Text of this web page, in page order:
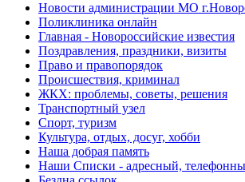
Новости администрации МО
Поликлиника онлайн
Главная - Новороссийские известия
Поздравления, праздники, визиты
Право и правопорядок
Происшествия, криминал
ЖКХ: проблемы, советы, решения
Транспортный узел
Спорт, туризм
Культура, отдых, досуг, хобби
Наша добрая память
Наши Списки - адресный,